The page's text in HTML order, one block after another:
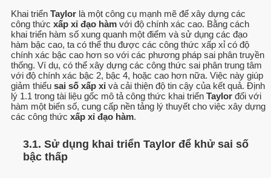
Khai triển Taylor là một công cụ mạnh mẽ để xây dựng các
công thức xấp xỉ đạo hàm với độ chính xác cao. Bằng cách
khai triển hàm số xung quanh một điểm và sử dụng các đạo
hàm bậc cao, ta có thể thu được các công thức xấp xỉ có độ
chính xác bậc cao hơn so với các phương pháp sai phân truyền
thống. Ví dụ, có thể xây dựng các công thức sai phân trung tâm
với độ chính xác bậc 2, bậc 4, hoặc cao hơn nữa. Việc này giúp
giảm thiểu sai số xấp xỉ và cải thiện độ tin cậy của kết quả. Định
lý 1.1 trong tài liệu gốc mô tả công thức khai triển Taylor đối với
hàm một biến số, cung cấp nền tảng lý thuyết cho việc xây dựng
các công thức xấp xỉ đạo hàm.
3.1. Sử dụng khai triển Taylor để khử sai số
bậc thấp